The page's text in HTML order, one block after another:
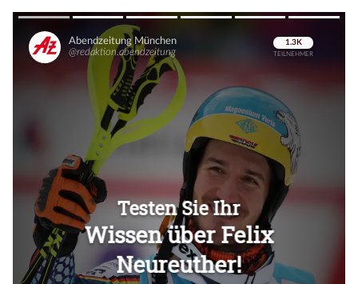
Überspringen
Überspringen